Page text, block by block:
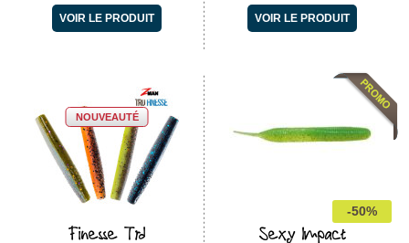
VOIR LE PRODUIT VOIR LE PRODUIT
NOUVEAUTÉ
Finesse Trd
-50%
Sexy Impact